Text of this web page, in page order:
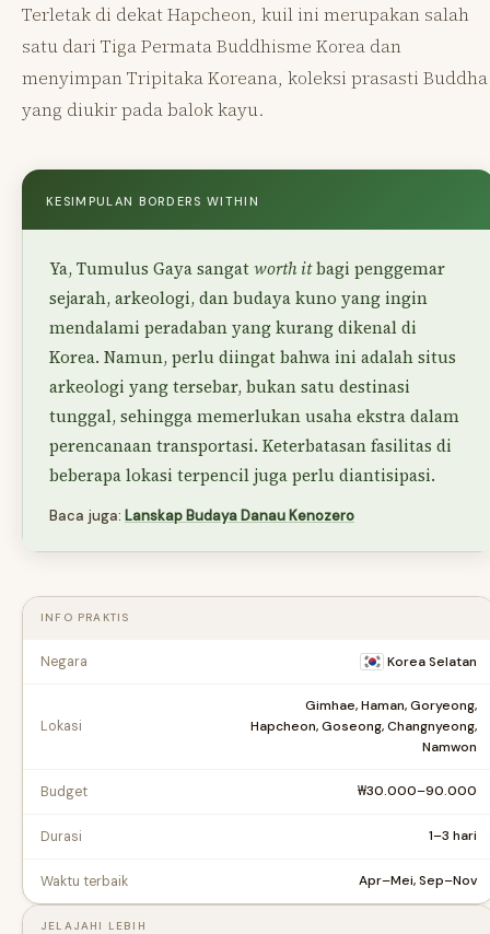
Terletak di dekat Hapcheon, kuil ini merupakan salah
satu dari Tiga Permata Buddhisme Korea dan
menyimpan Tripitaka Koreana, koleksi prasasti Buddha
yang diukir pada balok kayu.
KESIMPULAN BORDERS WITHIN
Ya, Tumulus Gaya sangatworth itbagi penggemar
sejarah, arkeologi, dan budaya kuno yang ingin
mendalami peradaban yang kurang dikenal di
Korea. Namun, perlu diingat bahwa ini adalah situs
arkeologi yang tersebar, bukan satu destinasi
tunggal, sehingga memerlukan usaha ekstra dalam
perencanaan transportasi. Keterbatasan fasilitas di
beberapa lokasi terpencil juga perlu diantisipasi.
Baca juga: Lanskap Budaya Danau Kenozero
INFO PRAKTIS
Negara Korea Selatan
Lokasi
Gimhae, Haman, Goryeong,
Hapcheon, Goseong, Changnyeong,
Namwon
Budget ₩30.000–90.000
Durasi 1–3 hari
Waktu terbaik Apr–Mei, Sep–Nov
JELAJAHI LEBIH